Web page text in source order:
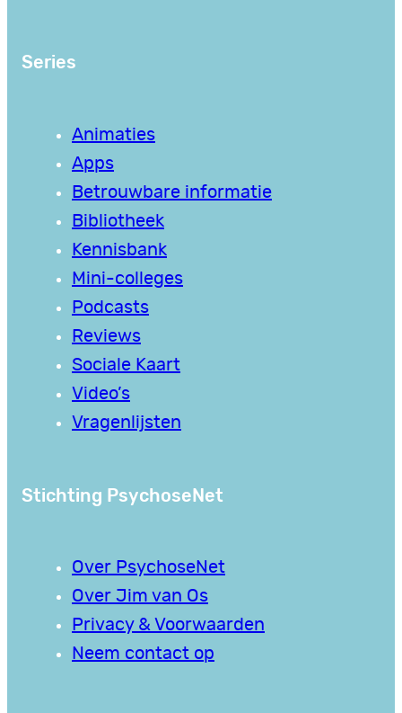
Series
Animaties
Apps
Betrouwbare informatie
Bibliotheek
Kennisbank
Mini-colleges
Podcasts
Reviews
Sociale Kaart
Video’s
Vragenlijsten
Stichting PsychoseNet
Over PsychoseNet
Over Jim van Os
Privacy & Voorwaarden
Neem contact op